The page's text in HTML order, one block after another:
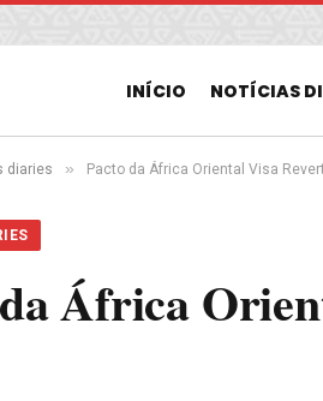
INÍCIO NOTÍCIAS
diaries » Pacto da África Oriental Visa
África